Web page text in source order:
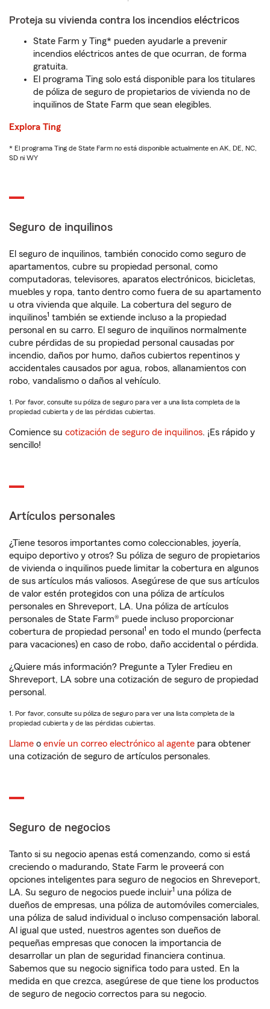
Proteja su vivienda contra los incendios eléctricos
State Farm y Ting* pueden ayudarle a prevenir
incendios eléctricos antes de que ocurran, de forma
gratuita.
El programa Ting solo está disponible para los titulares
de póliza de seguro de propietarios de vivienda no de
inquilinos de State Farm que sean elegibles.
Explora Ting
* El programa Ting de State Farm no está disponible actualmente en AK, DE, NC,
SD ni WY
Seguro de inquilinos
El seguro de inquilinos, también conocido como seguro de
apartamentos, cubre su propiedad personal, como
computadoras, televisores, aparatos electrónicos, bicicletas,
muebles y ropa, tanto dentro como fuera de su apartamento
u otra vivienda que alquile. La cobertura del seguro de
inquilinos1 también se extiende incluso a la propiedad
personal en su carro. El seguro de inquilinos normalmente
cubre pérdidas de su propiedad personal causadas por
incendio, daños por humo, daños cubiertos repentinos y
accidentales causados por agua, robos, allanamientos con
robo, vandalismo o daños al vehículo.
1. Por favor, consulte su póliza de seguro para ver a una lista completa de la
propiedad cubierta y de las pérdidas cubiertas.
Comience su cotización de seguro de inquilinos. ¡Es rápido y
sencillo!
Artículos personales
¿Tiene tesoros importantes como coleccionables, joyería,
equipo deportivo y otros? Su póliza de seguro de propietarios
de vivienda o inquilinos puede limitar la cobertura en algunos
de sus artículos más valiosos. Asegúrese de que sus artículos
de valor estén protegidos con una póliza de artículos
personales en Shreveport, LA. Una póliza de artículos
personales de State Farm® puede incluso proporcionar
cobertura de propiedad personal 1 en todo el mundo (perfecta
para vacaciones) en caso de robo, daño accidental o pérdida.
¿Quiere más información? Pregunte a Tyler Fredieu en
Shreveport, LA sobre una cotización de seguro de propiedad
personal.
1. Por favor, consulte su póliza de seguro para ver una lista completa de la
propiedad cubierta y de las pérdidas cubiertas.
Llame o envíe un correo electrónico al agente para obtener
una cotización de seguro de artículos personales.
Seguro de negocios
Tanto si su negocio apenas está comenzando, como si está
creciendo o madurando, State Farm le proveerá con
opciones inteligentes para seguro de negocios en Shreveport,
LA. Su seguro de negocios puede incluir1 una póliza de
dueños de empresas, una póliza de automóviles comerciales,
una póliza de salud individual o incluso compensación laboral.
Al igual que usted, nuestros agentes son dueños de
pequeñas empresas que conocen la importancia de
desarrollar un plan de seguridad financiera continua.
Sabemos que su negocio significa todo para usted. En la
medida en que crezca, asegúrese de que tiene los productos
de seguro de negocio correctos para su negocio.